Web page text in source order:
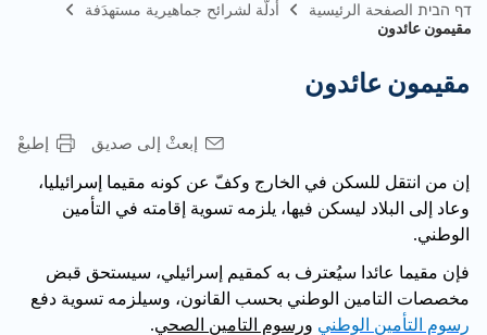
דף הבית الصفحة الرئيسية
أدلّة لشرائح جماهيرية مستهدَفة
مقيمون عائدون
مقيمون عائدون
إطبعْ إبعثْ إلى صديق
إن من انتقل للسكن في الخارج وكفّ عن كونه مقيما إسرائيليا،
وعاد إلى البلاد ليسكن فيها، يلزمه تسوية إقامته في التأمين
الوطني.
فإن مقيما عائدا سيُعترف به كمقيم إسرائيلي، سيستحق قبض
مخصصات التامين الوطني بحسب القانون، وسيلزمه تسوية دفع
رسوم التأمين الوطني ورسوم التامين الصحي.